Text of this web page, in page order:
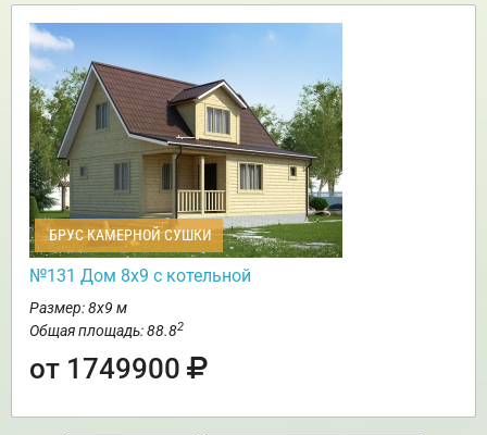
БРУС КАМЕРНОЙ СУШКИ
№131 Дом 8х9 с котельной
Размер: 8х9 м
Общая площадь: 88.82
от 1749900